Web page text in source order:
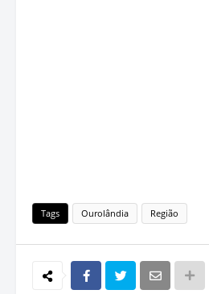
Tags Ourolândia Região